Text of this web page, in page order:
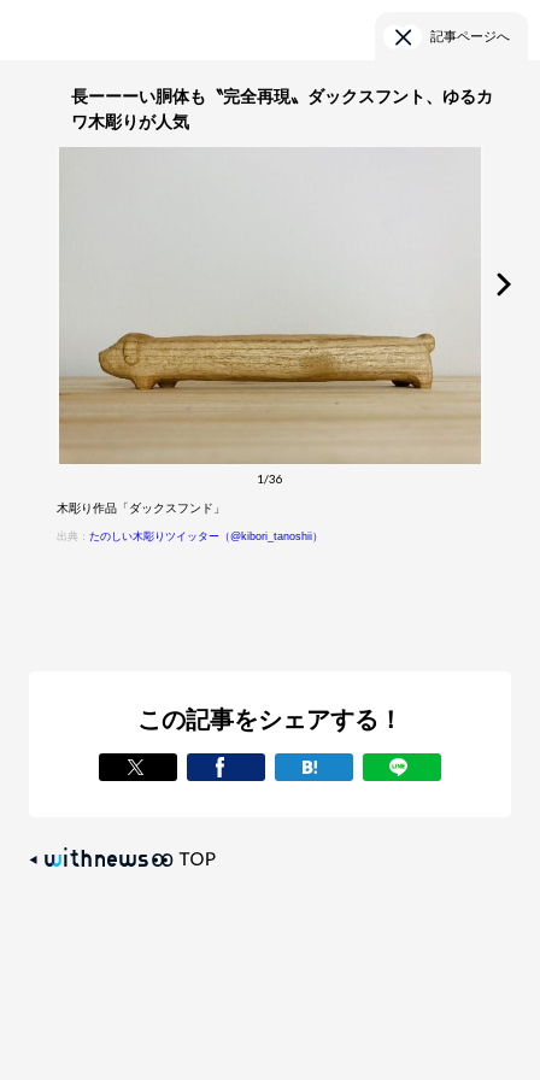
記事ページへ
長ーーーい胴体も〝完全再現〟ダックスフント、ゆるカ
ワ木彫りが人気
1/36
木彫り作品「ダックスフンド」
出典：たのしい木彫りツイッター（@kibori_tanoshii）
この記事をシェアする！